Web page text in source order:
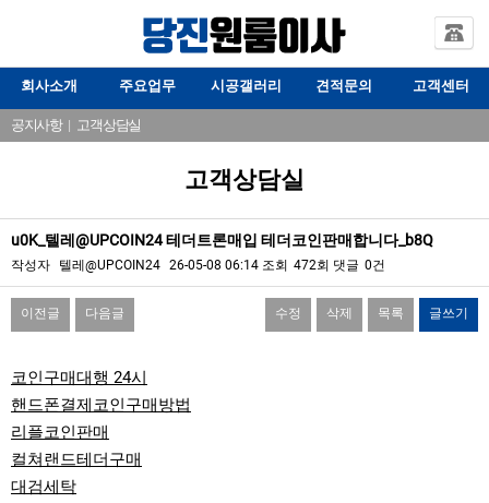
회사소개 주요업무 시공갤러리 견적문의 고객센터
공지사항| 고객상담실
고객상담실
u0K_텔레@UPCOIN24 테더트론매입 테더코인판매합니다_b8Q
작성자 텔레@UPCOIN24 26-05-08 06:14 조회 472회 댓글 0건
이전글 다음글 수정 삭제 목록 글쓰기
코인구매대행 24시
핸드폰결제코인구매방법
리플코인판매
컬쳐랜드테더구매
대검세탁